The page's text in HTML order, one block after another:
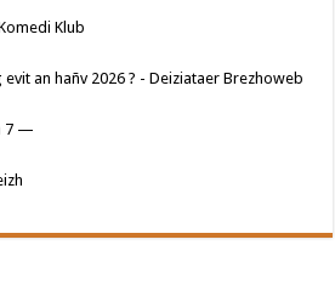
Klub
an hañv 2026 ? - Deiziataer Brezhoweb
7 —